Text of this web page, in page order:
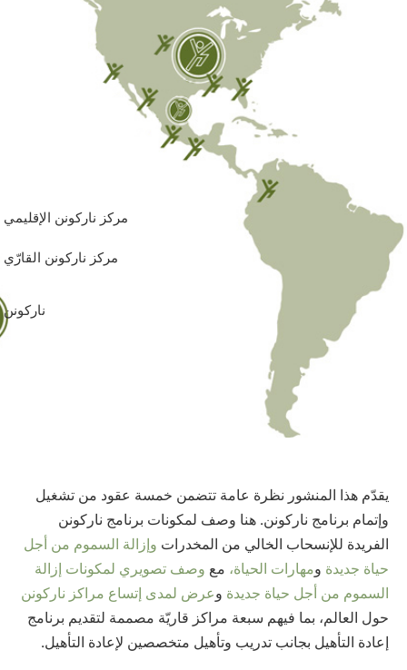
مركز ناركونن الإقليمي
مركز ناركونن القارّي
ناركونن
يقدّم هذا المنشور نظرة عامة تتضمن خمسة عقود من تشغيل
وإتمام برنامج ناركونن. هنا وصف لمكونات برنامج ناركونن
الفريدة للإنسحاب الخالي من المخدرات وإزالة السموم من أجل
حياة جديدة ومهارات الحياة، مع وصف تصويري لمكونات إزالة
السموم من أجل حياة جديدة وعرض لمدى إتساع مراكز ناركونن
حول العالم، بما فيهم سبعة مراكز قاريّة مصممة لتقديم برنامج
إعادة التأهيل بجانب تدريب وتأهيل متخصصين لإعادة التأهيل.